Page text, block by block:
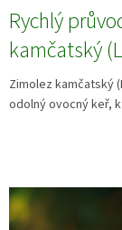
Rychlý
kamčatský
Zimolez kamčatský
odolný ovocný keř,